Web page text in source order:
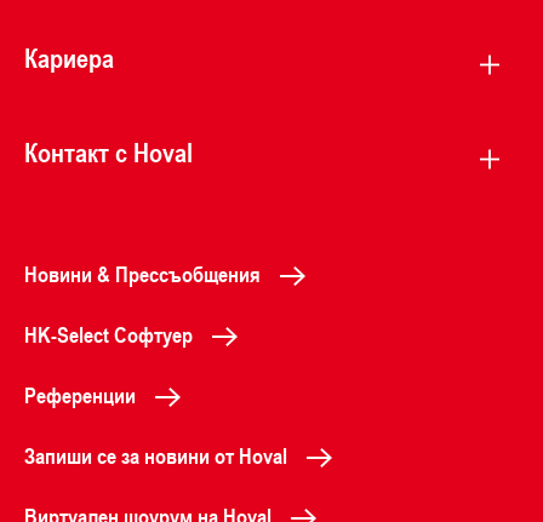
Кариера
Контакт с Hoval
Новини & Прессъобщения
HK-Select Софтуер
Референции
Запиши се за новини от Hoval
Виртуален шоурум на Hoval